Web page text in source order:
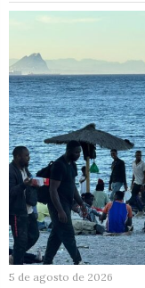
5 de agosto de 2026